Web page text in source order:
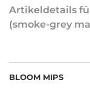
Artikeldetails
(smoke-grey
BLOOM MIPS